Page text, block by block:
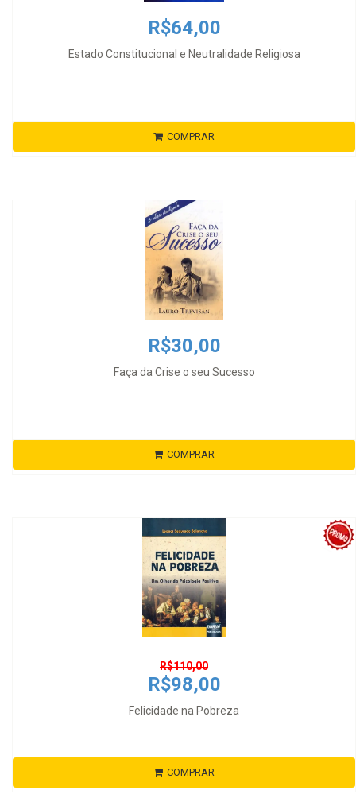
R$64,00
Estado Constitucional e Neutralidade Religiosa
COMPRAR
R$30,00
Faça da Crise o seu Sucesso
COMPRAR
R$110,00
R$98,00
Felicidade na Pobreza
COMPRAR